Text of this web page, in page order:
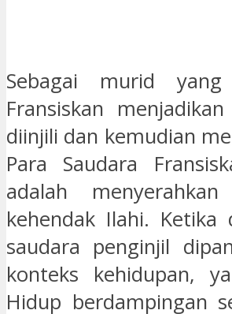
Sebagai murid
Fransiskan
diinjili dan kemudian
Para Saudara
adalah
kehendak Ilahi.
saudara penginjil
konteks kehidupan,
Hidup berdampingan